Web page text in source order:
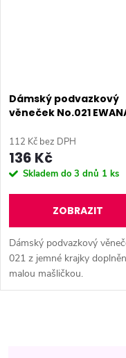
Dámský podvazkový
věneček No.021
112 Kč bez DPH
136 Kč
Skladem do 3 dnů 1 ks
ZOBRAZIT
Dámský podvazkový
021 z jemné krajky
malou mašličkou.